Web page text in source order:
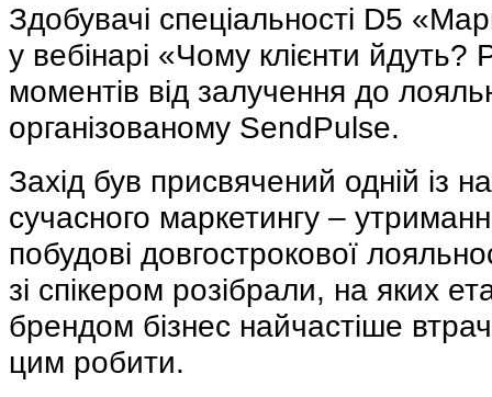
Здобувачі спеціальності D5
у вебінарі «Чому клієнти йдуть?
моментів від залучення до
організованому SendPulse.
Захід був присвячений одній із
сучасного маркетингу –
побудові довгострокової
зі спікером розібрали, на яких
брендом бізнес найчастіше
цим робити.